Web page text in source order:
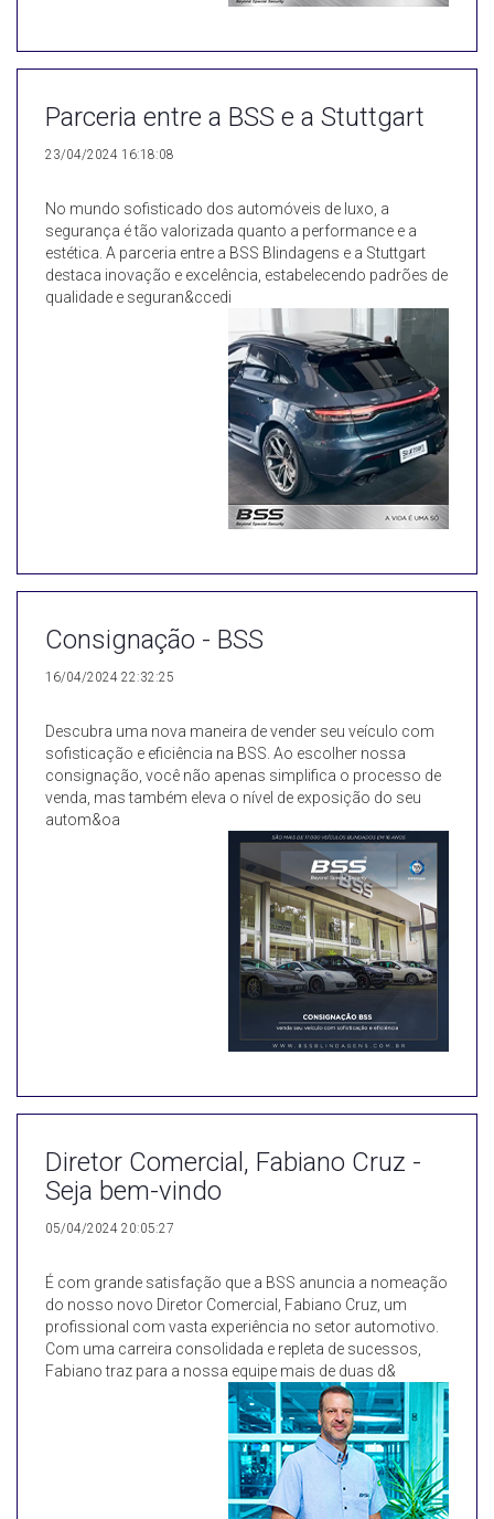
Parceria entre a BSS e a Stuttgart
23/04/2024 16:18:08
No mundo sofisticado dos automóveis de luxo, a
segurança é tão valorizada quanto a performance e a
estética. A parceria entre a BSS Blindagens e a Stuttgart
destaca inovação e excelência, estabelecendo padrões de
qualidade e seguran&ccedi
Consignação - BSS
16/04/2024 22:32:25
Descubra uma nova maneira de vender seu veículo com
sofisticação e eficiência na BSS. Ao escolher nossa
consignação, você não apenas simplifica o processo de
venda, mas também eleva o nível de exposição do seu
autom&oa
Diretor Comercial, Fabiano Cruz -
Seja bem-vindo
05/04/2024 20:05:27
É com grande satisfação que a BSS anuncia a nomeação
do nosso novo Diretor Comercial, Fabiano Cruz, um
profissional com vasta experiência no setor automotivo.
Com uma carreira consolidada e repleta de sucessos,
Fabiano traz para a nossa equipe mais de duas d&